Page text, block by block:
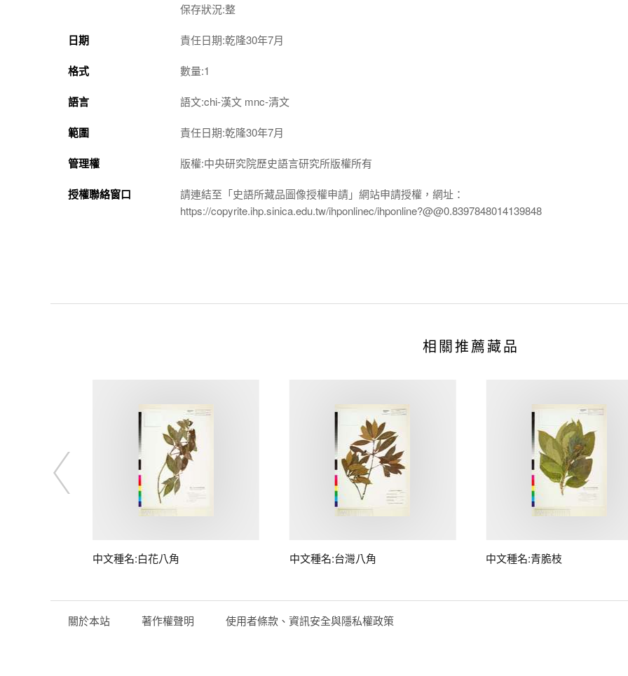
保存狀況:整
日期 責任日期:乾隆30年7月
格式 數量:1
語言 語文:chi-漢文 mnc-清文
範圍 責任日期:乾隆30年7月
管理權 版權:中央研究院歷史語言研究所版權所有
授權聯絡窗口
請連結至「史語所藏品圖像授權申請」網站申請授權，網址：
https://copyrite.ihp.sinica.edu.tw/ihponlinec/ihponline?@@0.8397848014139848
相關推薦藏品
中文種名:白花八角 中文種名:台灣八角 中文種名:青脆枝
關於本站 著作權聲明 使用者條款、資訊安全與隱私權政策